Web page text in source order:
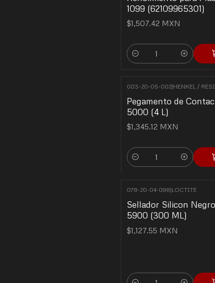
1099 (62109965301)
$1,507.42 MXN
Quantity
003-20-05-002|HENKEL /
Pegamento de
5000 (4 L)
$1,345.12 MXN
Quantity
078-20-04-098|LOCTITE
Sellador Silicon Negro
5900 (300 ML)
$1,127.55 MXN